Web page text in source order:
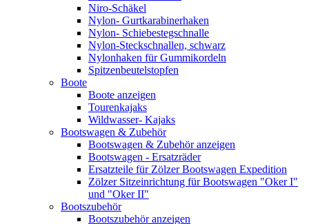
Niro-Schäkel
Nylon- Gurtkarabinerhaken
Nylon- Schiebestegschnalle
Nylon-Steckschnallen, schwarz
Nylonhaken für Gummikordeln
Spitzenbeutelstopfen
Boote
Boote anzeigen
Tourenkajaks
Wildwasser- Kajaks
Bootswagen & Zubehör
Bootswagen & Zubehör anzeigen
Bootswagen - Ersatzräder
Ersatzteile für Zölzer Bootswagen Expedition
Zölzer Sitzeinrichtung für Bootswagen "Oker I"
und "Oker II"
Bootszubehör
Bootszubehör anzeigen